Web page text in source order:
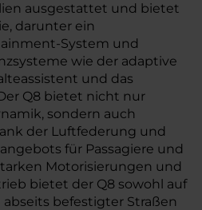
ausgestattet und bietet
darunter ein
System und
wie der adaptive
und das
Q8 bietet nicht nur
sondern auch
der Luftfederung und
für Passagiere und
Motorisierungen und
bietet der Q8 sowohl auf
befestigter Straßen